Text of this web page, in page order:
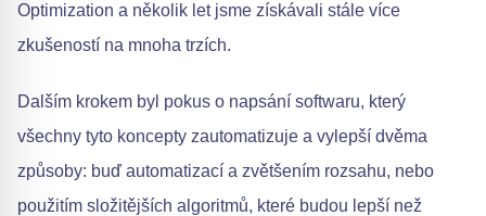
Optimization a několik let jsme získávali stále více
zkušeností na mnoha trzích.
Dalším krokem byl pokus o napsání softwaru, který
všechny tyto koncepty zautomatizuje a vylepší dvěma
způsoby: buď automatizací a zvětšením rozsahu, nebo
použitím složitějších algoritmů, které budou lepší než